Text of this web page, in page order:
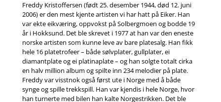
Freddy Kristoffersen (født 25. desember 1944, død 12. juni
2006) er den mest kjente artisten vi har hatt på Eiker. Han
var ekte eikværing, oppvokst på Solbergmoen og bodde 19
år i Hokksund. Det ble skrevet i 1977 at han var den eneste
norske artisten som kunne leve av bare platesalg. Han fikk
hele 16 platetrofeer – både sølvplater, gullplater, ei
diamantplate og ei platinaplate – og han solgte totalt cirka
en halv million album og spilte inn 234 melodier på plate.
Freddy var visstnok også først ute i Norge med å både
synge og spille trekkspill. Han var kjendis i hele Norge, hvor
han turnerte med bilen han kalte Norgestrikken. Det ble